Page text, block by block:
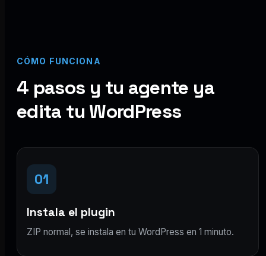
CÓMO FUNCIONA
4 pasos y tu agente ya
edita tu WordPress
01
Instala el plugin
ZIP normal, se instala en tu WordPress en 1 minuto.